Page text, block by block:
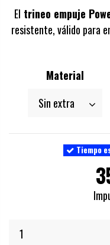
El trineo empuje
resistente, válido para
Material
Tiempo